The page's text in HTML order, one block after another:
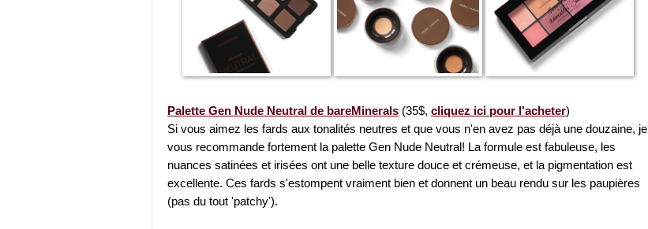
Palette Gen Nude Neutral de bareMinerals (35$, cliquez ici pour l'acheter)
Si vous aimez les fards aux tonalités neutres et que vous n'en avez pas déjà une douzaine, je
vous recommande fortement la palette Gen Nude Neutral! La formule est fabuleuse, les
nuances satinées et irisées ont une belle texture douce et crémeuse, et la pigmentation est
excellente. Ces fards s'estompent vraiment bien et donnent un beau rendu sur les paupières
(pas du tout 'patchy').